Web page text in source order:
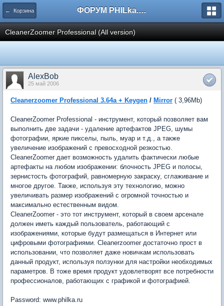
← Корзина ФОРУМ PHILka.RU
CleanerZoomer Professional (All version)
AlexBob
25 май 2006
Cleanerzoomer Professional 3.64a + Keygen / Mirror ( 3,96Mb)
CleanerZoomer Professional - инструмент, который позволяет вам
выполнить две задачи - удаление артефактов JPEG, шумы
фотографии, яркие пикселы, пыль, муар и т.д., а также
увеличение изображений с превосходной резкостью.
CleanerZoomer дает возможность удалить фактически любые
артефакты на любом изображении: блочность JPEG и полосы,
зернистость фотографий, равномерную закраску, сглаживание и
многое другое. Также, используя эту технологию, можно
увеличивать размер изображений с огромной точностью и
максимально естественным видом.
CleanerZoomer - это тот инструмент, который в своем арсенале
должен иметь каждый пользователь, работающий с
изображениями, которые будут размещаться в Интернет или
цифровыми фотографиями. Cleanerzoomer достаточно прост в
использовании, что позволяет даже новичкам использовать
данный продукт, используя ползунки для настройки необходимых
параметров. В тоже время продукт удовлетворят все потребности
профессионалов, работающих с графикой и фотографией.
Password: www.philka.ru